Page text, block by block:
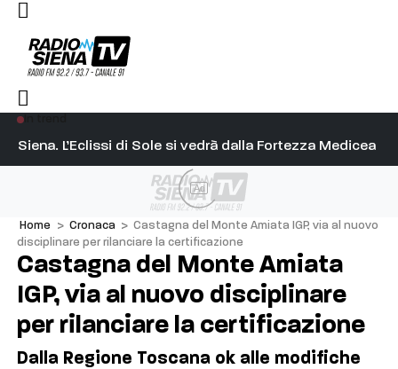
Siena. L’Eclissi di Sole si vedrà dalla Fortezza Medicea
su Diosu sono state poco corrette”
Ad
Home > Cronaca > Castagna del Monte Amiata IGP, via al nuovo
disciplinare per rilanciare la certificazione
Castagna del Monte Amiata
IGP, via al nuovo disciplinare
per rilanciare la certificazione
Dalla Regione Toscana ok alle modifiche